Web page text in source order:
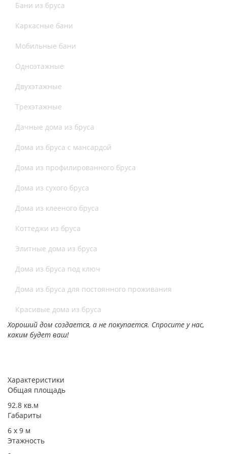
Бани из бруса
Каркасные бани
Мобильные бани
Одноэтажные
Двухэтажные
Трехэтажные
Дачные дома из бруса
Дома из бруса с мансардой
Дома из профилированного бруса
Дома из сухого бруса
Дома из клееного бруса
Коттеджи из бруса
Элитные дома из бруса
Дома из бруса под ключ
Дома из бруса для постоянного проживания
Красивые дома из бруса
Хороший дом создается, а не покупается. Спросите у нас,
каким будет ваш!
Характеристики
Общая площадь
92.8 кв.м
Габариты
6 х 9​ м
Этажность